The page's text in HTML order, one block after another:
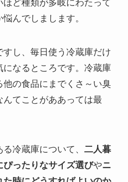
ど種類が多岐にわたって
んでしまします。
し、毎日使う冷蔵庫だけ
になるところです。冷蔵庫
他の食品にまでくさ～い臭
てことがああっては最
冷蔵庫について、 二人暮
ぴったりなサイズ選びやニ